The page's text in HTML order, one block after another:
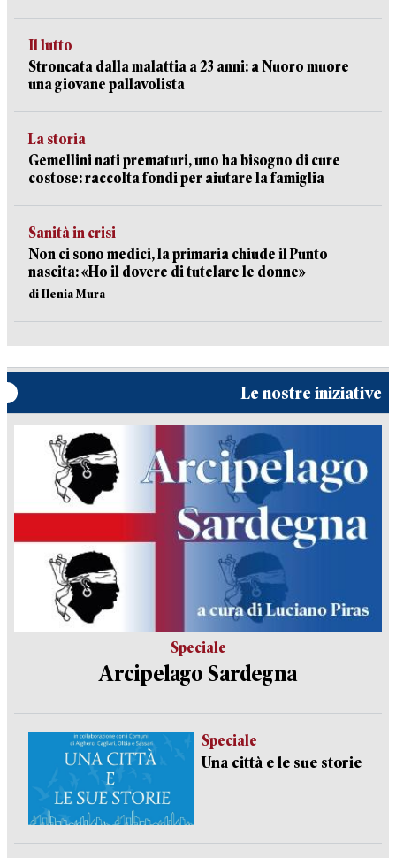
Il lutto
Stroncata dalla malattia a 23 anni: a Nuoro muore
una giovane pallavolista
La storia
Gemellini nati prematuri, uno ha bisogno di cure
costose: raccolta fondi per aiutare la famiglia
Sanità in crisi
Non ci sono medici, la primaria chiude il Punto
nascita: «Ho il dovere di tutelare le donne»
di Ilenia Mura
Le nostre iniziative
Speciale
Arcipelago Sardegna
Speciale
Una città e le sue storie